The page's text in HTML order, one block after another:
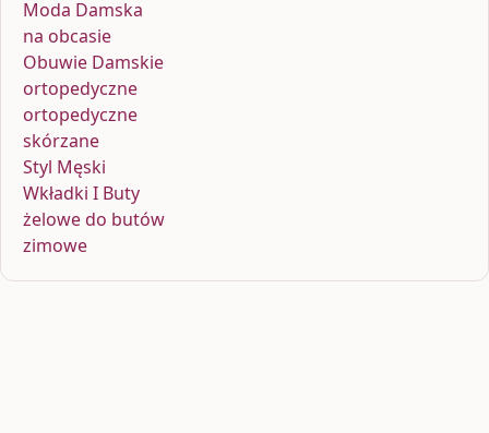
Moda Damska
na obcasie
Obuwie Damskie
ortopedyczne
ortopedyczne
skórzane
Styl Męski
Wkładki I Buty
żelowe do butów
zimowe